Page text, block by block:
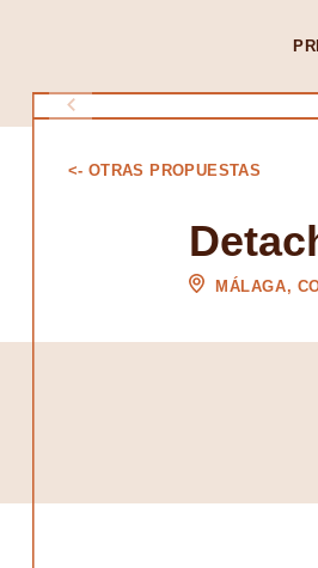
<- OTRAS PROPUESTAS
MÁLAGA,